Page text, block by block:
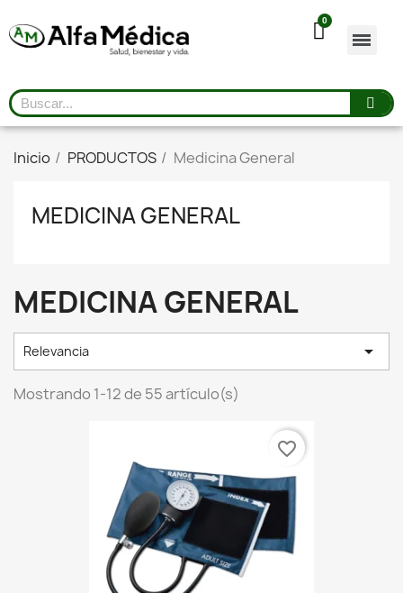
Inicio PRODUCTOS Medicina General
MEDICINA GENERAL
MEDICINA GENERAL
Relevancia 
Mostrando 1-12 de 55 artículo(s)
favorite_border